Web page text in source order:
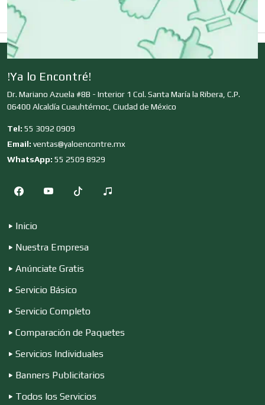
Estudios de Grabación
Estudios Fotográficos
Etiquetas
Fabrica de Artículos Publicitarios
!Ya lo Encontré!
Dr. Mariano Azuela #8B - Interior 1 Col. Santa María la Ribera, C.P.
06400 Alcaldía Cuauhtémoc, Ciudad de México
Tel: 55 3092 0909
Email: ventas@yaloencontre.mx
WhatsApp: 55 2509 8929
Inicio
Nuestra Empresa
Anúnciate Gratis
Servicio Básico
Servicio Completo
Comparación de Paquetes
Servicios Individuales
Banners Publicitarios
Todos los Servicios